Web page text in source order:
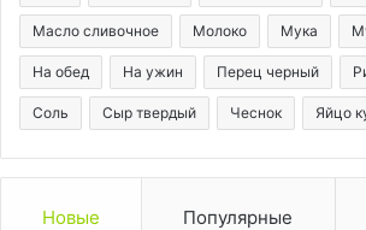
Масло сливочное Молоко Мука
На обед На ужин Перец черный
Соль Сыр твердый Чеснок Яйцо
Новые Популярные